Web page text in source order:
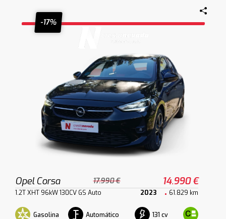
-17%
Opel Corsa 17.990 € 14.990 €
1.2T XHT 96kW 130CV GS Auto 2023 61.829 km
Gasolina Automático 131 cv